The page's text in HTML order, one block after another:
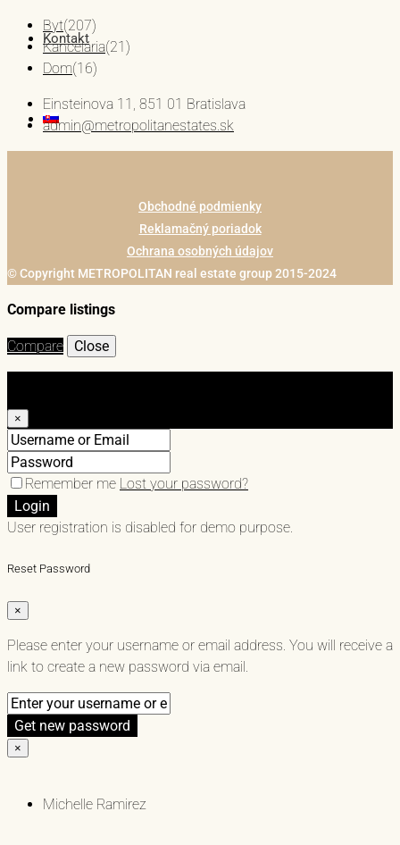
Kontakt
Byt(207)
Kancelária(21)
Dom(16)
Einsteinova 11, 851 01 Bratislava
admin@metropolitanestates.sk
Obchodné podmienky
Reklamačný poriadok
Ochrana osobných údajov
© Copyright METROPOLITAN real estate group 2015-2024
Compare listings
Compare Close
×
Remember me Lost your password?
Login
User registration is disabled for demo purpose.
Reset Password
×
Please enter your username or email address. You will receive a
link to create a new password via email.
Get new password
×
Michelle Ramirez